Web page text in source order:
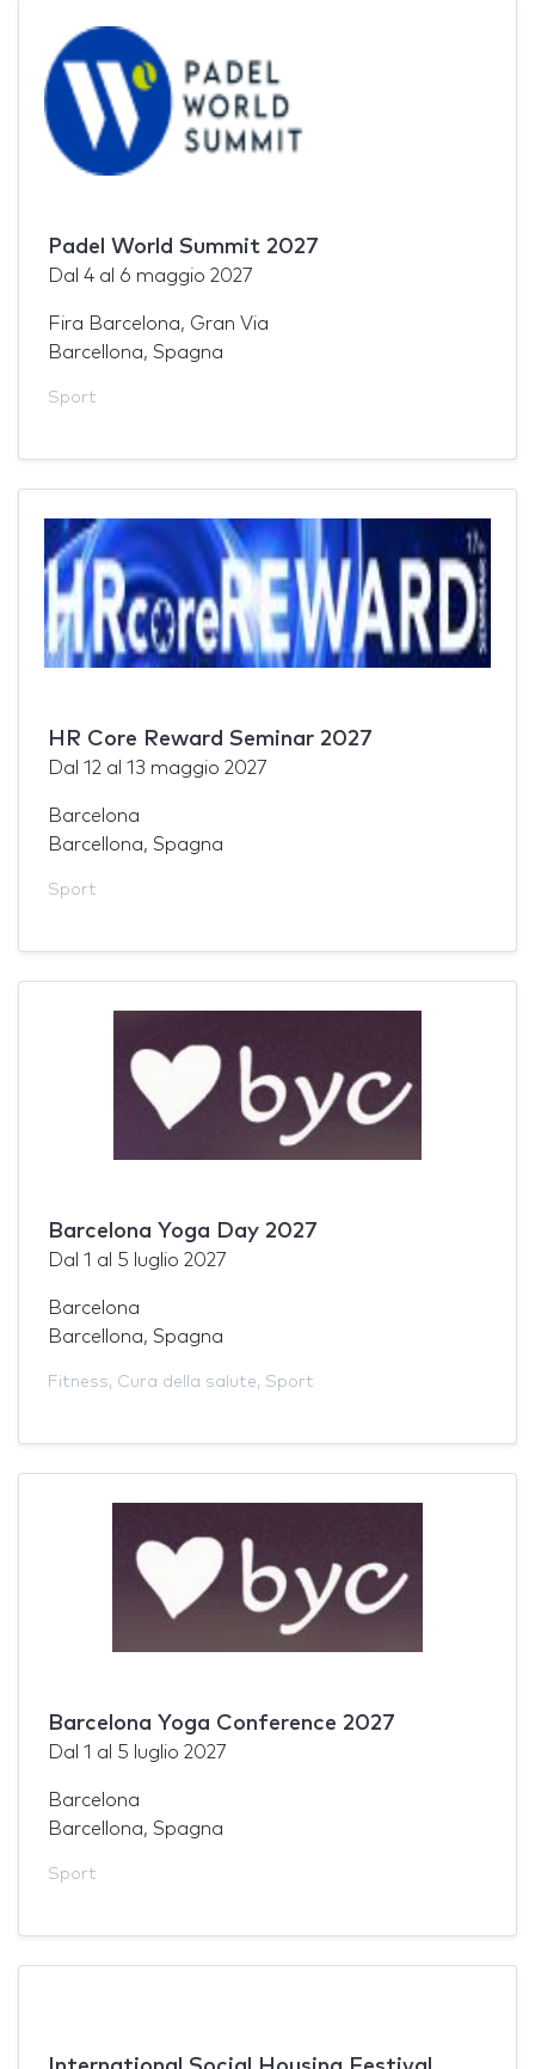
Padel World Summit 2027
Dal 4 al 6 maggio 2027
Fira Barcelona, Gran Via
Barcellona, Spagna
Sport
HR Core Reward Seminar 2027
Dal 12 al 13 maggio 2027
Barcelona
Barcellona, Spagna
Sport
Barcelona Yoga Day 2027
Dal 1 al 5 luglio 2027
Barcelona
Barcellona, Spagna
Fitness, Cura della salute, Sport
Barcelona Yoga Conference 2027
Dal 1 al 5 luglio 2027
Barcelona
Barcellona, Spagna
Sport